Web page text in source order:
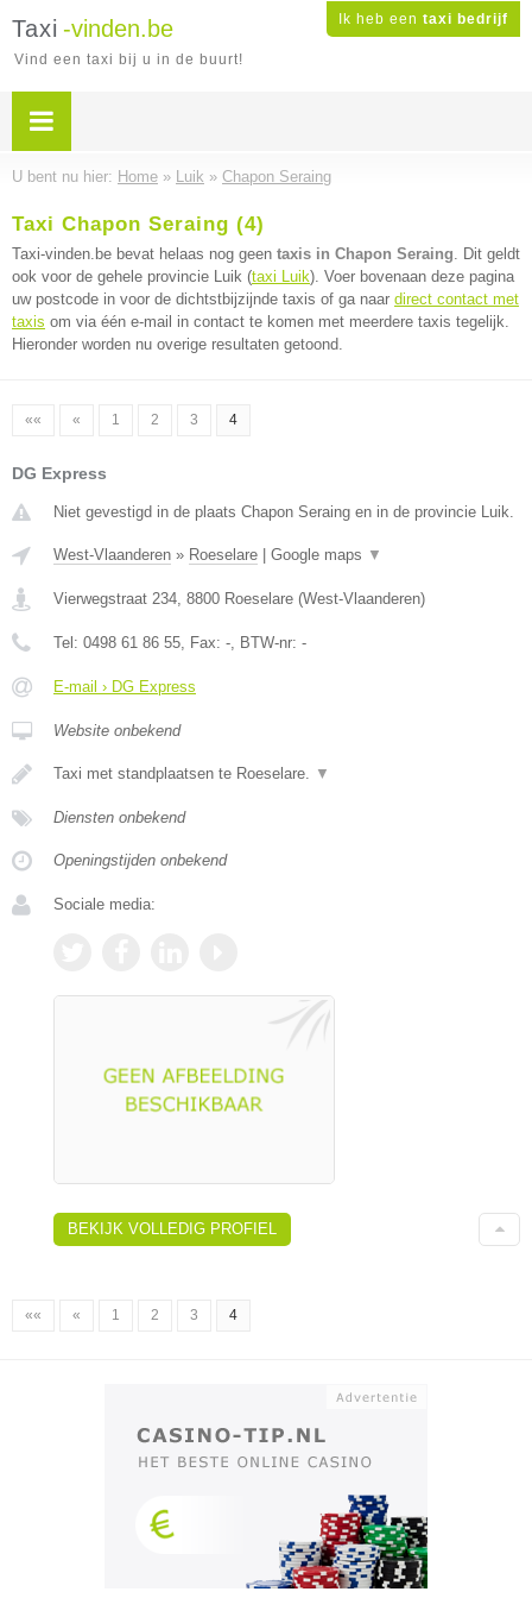
Ik heb een taxi bedrijf
Taxi -vinden.be
Vind een taxi bij u in de buurt!
U bent nu hier: Home » Luik » Chapon Seraing
Taxi Chapon Seraing (4)
Taxi-vinden.be bevat helaas nog geen taxis in Chapon Seraing. Dit geldt
ook voor de gehele provincie Luik (taxi Luik). Voer bovenaan deze pagina
uw postcode in voor de dichtstbijzijnde taxis of ga naar direct contact met
taxis om via één e-mail in contact te komen met meerdere taxis tegelijk.
Hieronder worden nu overige resultaten getoond.
«« « 1 2 3 4
DG Express
Niet gevestigd in de plaats Chapon Seraing en in de provincie Luik.
West-Vlaanderen » Roeselare Google maps ▼
Vierwegstraat 234, 8800 Roeselare (West-Vlaanderen)
Tel: 0498 61 86 55, Fax: -, BTW-nr: -
E-mail › DG Express
Website onbekend
Taxi met standplaatsen te Roeselare. ▼
Diensten onbekend
Openingstijden onbekend
Sociale media:
BEKIJK VOLLEDIG PROFIEL
«« « 1 2 3 4